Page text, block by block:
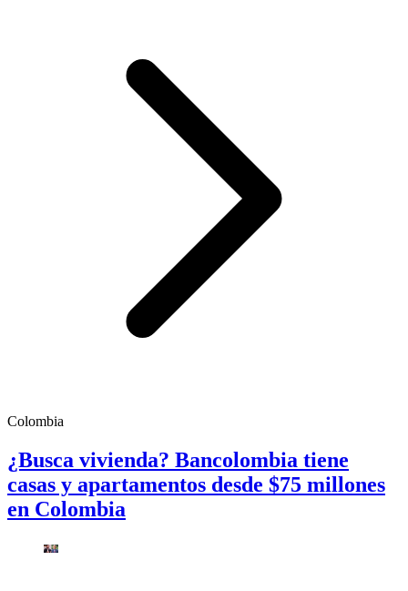
Colombia
¿Busca vivienda? Bancolombia tiene
casas y apartamentos desde $75 millones
en Colombia